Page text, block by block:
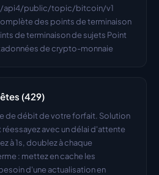
api4/public/topic/bitcoin/v1
des points de terminaison
de terminaison de sujets Point
de crypto-monnaie
(429)
de débit de votre forfait. Solution
avec un délai d'attente
à 1s, doublez à chaque
: mettez en cache les
d'une actualisation en